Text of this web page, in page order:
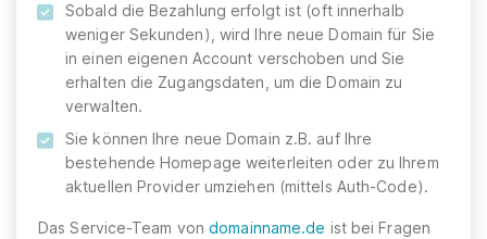
Sobald die Bezahlung erfolgt ist (oft innerhalb
weniger Sekunden), wird Ihre neue Domain für Sie
in einen eigenen Account verschoben und Sie
erhalten die Zugangsdaten, um die Domain zu
verwalten.
Sie können Ihre neue Domain z.B. auf Ihre
bestehende Homepage weiterleiten oder zu Ihrem
aktuellen Provider umziehen (mittels Auth-Code).
Das Service-Team vondomainname.de ist bei Fragen